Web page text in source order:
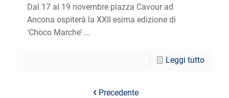
Dal 17 al 19 novembre piazza Cavour ad
Ancona ospiterà la XXII esima edizione di
‘Choco Marche’ ...
Leggi tutto
Precedente